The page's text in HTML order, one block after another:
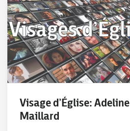
Visage d’Église: Adeline
Maillard